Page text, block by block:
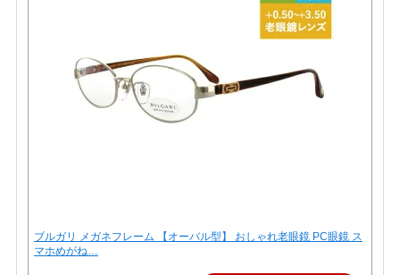
ブルガリ メガネフレーム 【オーバル型】 おしゃれ老眼鏡 PC眼鏡 ス
マホめがね…